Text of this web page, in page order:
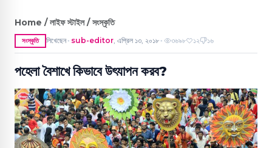
Home / লাইফ স্টাইল / সংস্কৃতি
সংস্কৃতি লিখেছেন ● sub-editor, এপ্রিল ১৩, ২০১৮ ● ৩৬৯৮ ১২ ১৬
পহেলা বৈশাখে কিভাবে উৎযাপন করব?